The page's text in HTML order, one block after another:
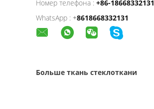
Номер телефона : +86-18668332131
WhatsApp : +8618668332131
Больше ткань стеклоткани